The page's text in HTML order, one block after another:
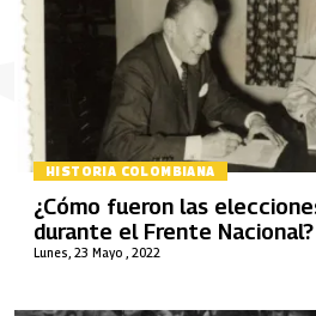
HISTORIA COLOMBIANA
Lunes, 23 Mayo , 2022
¿Cómo fueron las
durante el Frente Nacional?